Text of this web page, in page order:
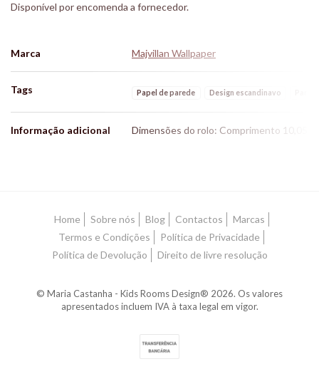
Disponível por encomenda a fornecedor.
Marca Majvillan Wallpaper
Tags Papel de parede Design escandinavo
Informação adicional
Dimensões do rolo: Comprimento 10,05
Home Sobre nós Blog Contactos
Marcas
Termos e Condições
Política de Privacidade
Política de Devolução
Direito de livre resolução
© Maria Castanha - Kids Rooms Design® 2026. Os valores
apresentados incluem IVA à taxa legal em vigor.